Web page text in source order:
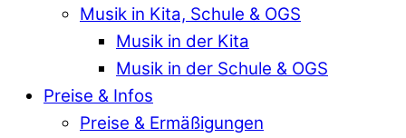
Musik in Kita, Schule & OGS
Musik in der Kita
Musik in der Schule & OGS
Preise & Infos
Preise & Ermäßigungen